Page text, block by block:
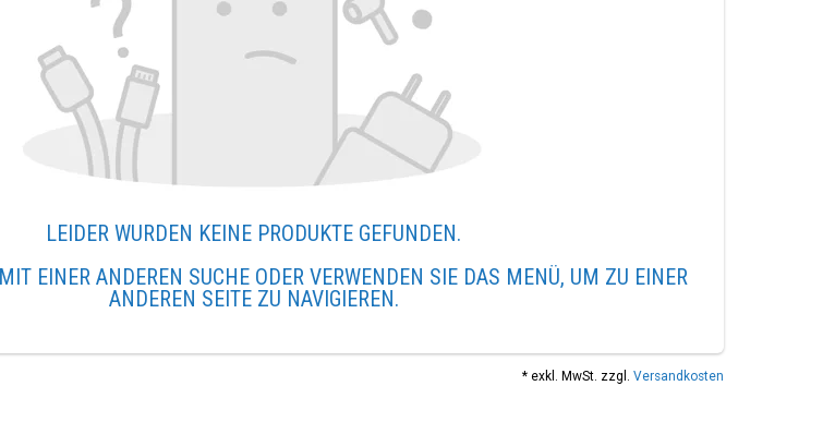
LEIDER WURDEN KEINE PRODUKTE GEFUNDEN.
EINER ANDEREN SUCHE ODER VERWENDEN SIE DAS MENÜ, UM ZU EINER
ANDEREN SEITE ZU NAVIGIEREN.
* exkl. MwSt. zzgl. Versandkosten